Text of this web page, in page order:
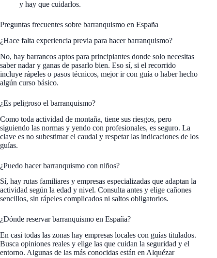
y hay que cuidarlos.
Preguntas frecuentes sobre barranquismo en España
¿Hace falta experiencia previa para hacer barranquismo?
No, hay barrancos aptos para principiantes donde solo necesitas
saber nadar y ganas de pasarlo bien. Eso sí, si el recorrido
incluye rápeles o pasos técnicos, mejor ir con guía o haber hecho
algún curso básico.
¿Es peligroso el barranquismo?
Como toda actividad de montaña, tiene sus riesgos, pero
siguiendo las normas y yendo con profesionales, es seguro. La
clave es no subestimar el caudal y respetar las indicaciones de los
guías.
¿Puedo hacer barranquismo con niños?
Sí, hay rutas familiares y empresas especializadas que adaptan la
actividad según la edad y nivel. Consulta antes y elige cañones
sencillos, sin rápeles complicados ni saltos obligatorios.
¿Dónde reservar barranquismo en España?
En casi todas las zonas hay empresas locales con guías titulados.
Busca opiniones reales y elige las que cuidan la seguridad y el
entorno. Algunas de las más conocidas están en Alquézar